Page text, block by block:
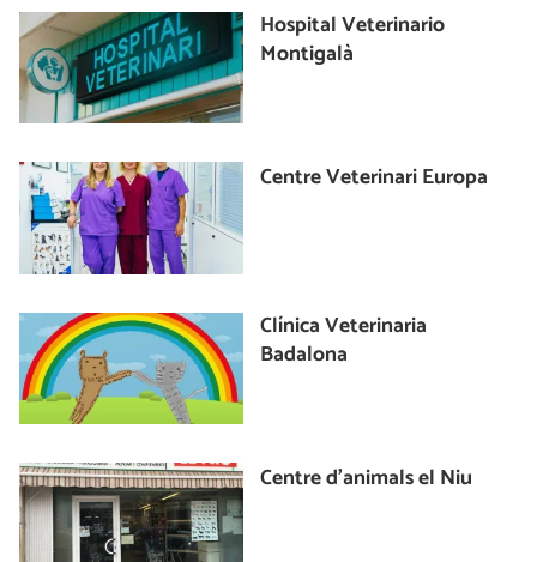
Hospital Veterinario
Montigalà
Centre Veterinari Europa
Clínica Veterinaria
Badalona
Centre d’animals el Niu